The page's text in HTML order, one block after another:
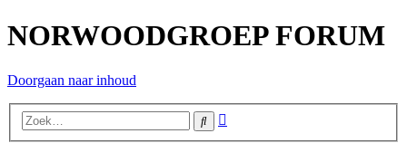
NORWOODGROEP FORUM
Doorgaan naar inhoud
Zoek